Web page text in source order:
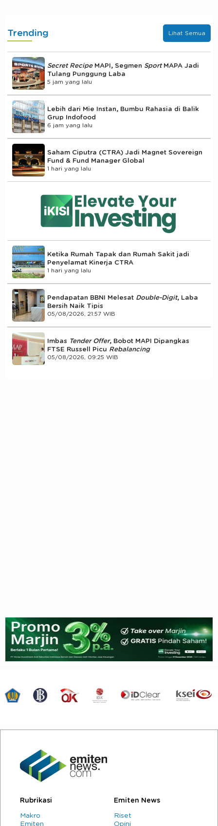
Trending Lihat Semua
Secret RecipeMAPI, Segmen Sport MAPA Jadi
Tulang Punggung Laba
5 jam yang lalu
Lebih dari Mie Instan, Bumbu Rahasia di Balik
Grup Indofood
6 jam yang lalu
Saham Ciputra (CTRA) Jadi Magnet Sovereign
Fund & Fund Manager Global
1 hari yang lalu
Ketika Rumah Tapak dan Rumah Sakit jadi
Penyelamat Kinerja CTRA
1 hari yang lalu
Pendapatan BBNI Melesat Double-Digit, Laba
Bersih Naik Tipis
05/08/2026, 21:57 WIB
Imbas Tender Offer, Bobot MAPI Dipangkas
FTSE Russell Picu Rebalancing
05/08/2026, 09:25 WIB
Rubrikasi
Makro
Emiten
Emiten News
Riset
Opini